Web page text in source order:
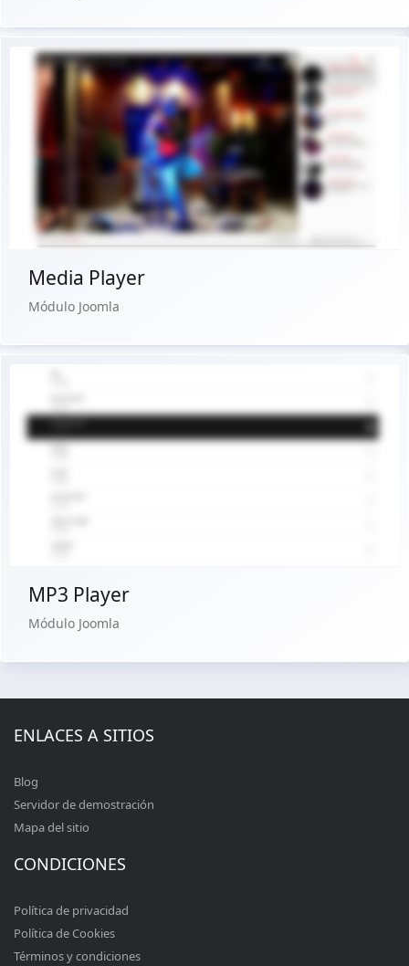
Ver Demo
Comprar €24.90
Media Player
Módulo Joomla
Ver Demo
MP3 Player
Módulo Joomla
ENLACES A SITIOS
Blog
Servidor de demostración
Mapa del sitio
CONDICIONES
Política de privacidad
Política de Cookies
Términos y condiciones